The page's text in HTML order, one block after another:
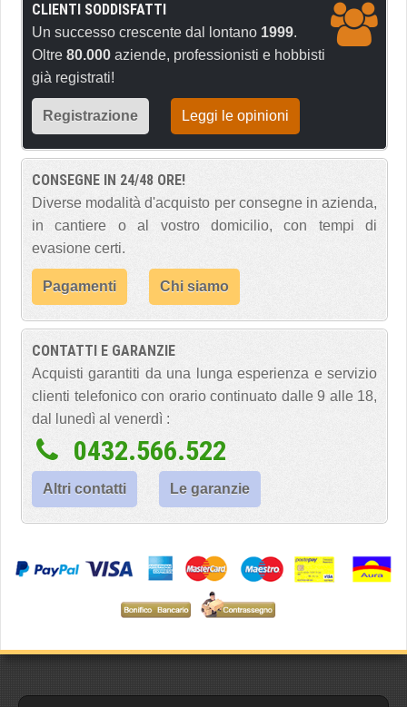
CLIENTI SODDISFATTI
Un successo crescente dal lontano 1999.
Oltre 80.000 aziende, professionisti e hobbisti
già registrati!
Registrazione Leggi le opinioni
CONSEGNE IN 24/48 ORE!
Diverse modalità d'acquisto per consegne in azienda,
in cantiere o al vostro domicilio, con tempi di
evasione certi.
Pagamenti Chi siamo
CONTATTI E GARANZIE
Acquisti garantiti da una lunga esperienza e servizio
clienti telefonico con orario continuato dalle 9 alle 18,
dal lunedì al venerdì :
0432.566.522
Altri contatti Le garanzie